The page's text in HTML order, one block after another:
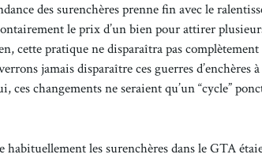
des surenchères prenne fin avec le
le prix d’un bien pour attirer
cette pratique ne disparaîtra pas
jamais disparaître ces guerres d’enchères
changements ne seraient qu’un “cycle”
habituellement les surenchères dans le GTA